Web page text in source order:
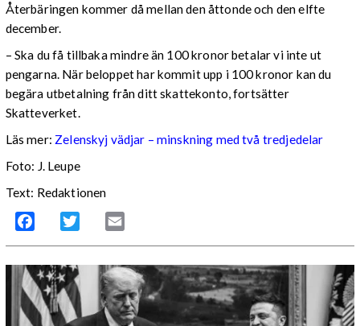
Återbäringen kommer då mellan den åttonde och den elfte
december.
– Ska du få tillbaka mindre än 100 kronor betalar vi inte ut
pengarna. När beloppet har kommit upp i 100 kronor kan du
begära utbetalning från ditt skattekonto, fortsätter
Skatteverket.
Läs mer: Zelenskyj vädjar – minskning med två tredjedelar
Foto: J. Leupe
Text: Redaktionen
Facebook Twitter